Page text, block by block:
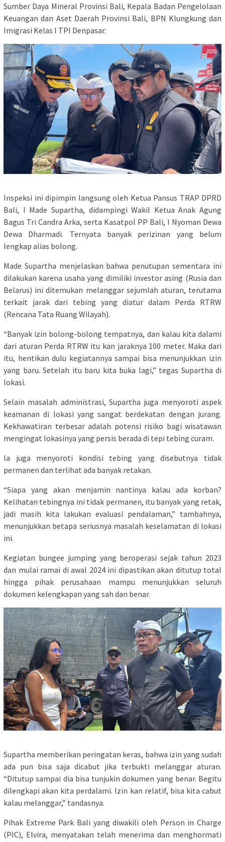
Sumber Daya Mineral Provinsi Bali, Kepala Badan Pengelolaan
Keuangan dan Aset Daerah Provinsi Bali, BPN Klungkung dan
Imigrasi Kelas I TPI Denpasar.
Inspeksi ini dipimpin langsung oleh Ketua Pansus TRAP DPRD
Bali, I Made Supartha, didampingi Wakil Ketua Anak Agung
Bagus Tri Candra Arka, serta Kasatpol PP Bali, I Nyoman Dewa
Dewa Dharmadi. Ternyata banyak perizinan yang belum
lengkap alias bolong.
Made Supartha menjelaskan bahwa penutupan sementara ini
dilakukan karena usaha yang dimiliki investor asing (Rusia dan
Belarus) ini ditemukan melanggar sejumlah aturan, terutama
terkait jarak dari tebing yang diatur dalam Perda RTRW
(Rencana Tata Ruang Wilayah).
“Banyak izin bolong-bolong tempatnya, dan kalau kita dalami
dari aturan Perda RTRW itu kan jaraknya 100 meter. Maka dari
itu, hentikan dulu kegiatannya sampai bisa menunjukkan izin
yang baru. Setelah itu baru kita buka lagi,” tegas Supartha di
lokasi.
Selain masalah administrasi, Supartha juga menyoroti aspek
keamanan di lokasi yang sangat berdekatan dengan jurang.
Kekhawatiran terbesar adalah potensi risiko bagi wisatawan
mengingat lokasinya yang persis berada di tepi tebing curam.
Ia juga menyoroti kondisi tebing yang disebutnya tidak
permanen dan terlihat ada banyak retakan.
“Siapa yang akan menjamin nantinya kalau ada korban?
Kelihatan tebingnya ini tidak permanen, itu banyak yang retak,
jadi masih kita lakukan evaluasi pendalaman,” tambahnya,
menunjukkan betapa seriusnya masalah keselamatan di lokasi
ini.
Kegiatan bungee jumping yang beroperasi sejak tahun 2023
dan mulai ramai di awal 2024 ini dipastikan akan ditutup total
hingga pihak perusahaan mampu menunjukkan seluruh
dokumen kelengkapan yang sah dan benar.
Supartha memberikan peringatan keras, bahwa izin yang sudah
ada pun bisa saja dicabut jika terbukti melanggar aturan.
“Ditutup sampai dia bisa tunjukin dokumen yang benar. Begitu
dilengkapi akan kita perdalami. Izin kan relatif, bisa kita cabut
kalau melanggar,” tandasnya.
Pihak Extreme Park Bali yang diwakili oleh Person in Charge
(PIC), Elvira, menyatakan telah menerima dan menghormati